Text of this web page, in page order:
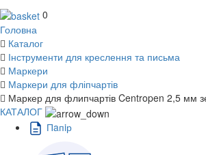
0
Головна
Каталог
Інструменти для креслення та письма
Маркери
Маркери для фліпчартів
Маркер для флипчартів Centropen 2,5 мм
КАТАЛОГ
Пaпiр